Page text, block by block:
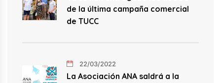
de la última campaña comercial
de TUCC
22/03/2022
La Asociación ANA saldrá a la